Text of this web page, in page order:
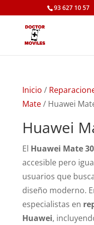
93 627 10 57
Inicio /
Mate/ Huawei
Huawei
El Huawei Mate
accesible pero
usuarios que
diseño moderno.
especialistas en
Huawei,